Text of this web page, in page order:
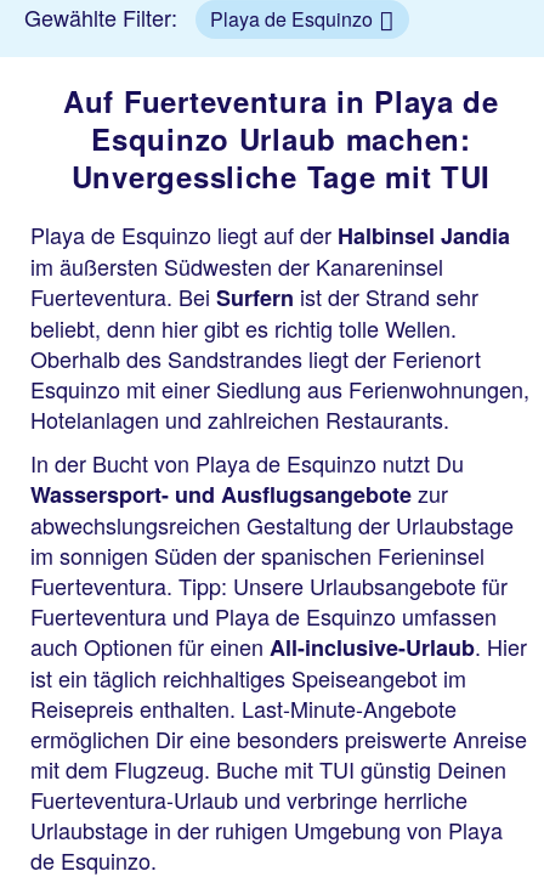
Gewählte Filter: Playa de Esquinzo
Auf Fuerteventura in Playa de
Esquinzo Urlaub machen:
Unvergessliche Tage mit TUI
Playa de Esquinzo liegt auf der Halbinsel Jandia
im äußersten Südwesten der Kanareninsel
Fuerteventura. Bei Surfern ist der Strand sehr
beliebt, denn hier gibt es richtig tolle Wellen.
Oberhalb des Sandstrandes liegt der Ferienort
Esquinzo mit einer Siedlung aus Ferienwohnungen,
Hotelanlagen und zahlreichen Restaurants.
In der Bucht von Playa de Esquinzo nutzt Du
Wassersport- und Ausflugsangebotezur
abwechslungsreichen Gestaltung der Urlaubstage
im sonnigen Süden der spanischen Ferieninsel
Fuerteventura. Tipp: Unsere Urlaubsangebote für
Fuerteventura und Playa de Esquinzo umfassen
auch Optionen für einen All-inclusive-Urlaub. Hier
ist ein täglich reichhaltiges Speiseangebot im
Reisepreis enthalten. Last-Minute-Angebote
ermöglichen Dir eine besonders preiswerte Anreise
mit dem Flugzeug. Buche mit TUI günstig Deinen
Fuerteventura-Urlaub und verbringe herrliche
Urlaubstage in der ruhigen Umgebung von Playa
de Esquinzo.